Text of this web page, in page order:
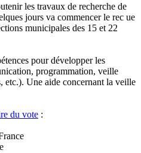
les travaux de recherche de
jours va commencer le rec ue
municipales des 15 et 22
pour développer les
programmation, veille
etc.). Une aide concernant la veille
du vote :